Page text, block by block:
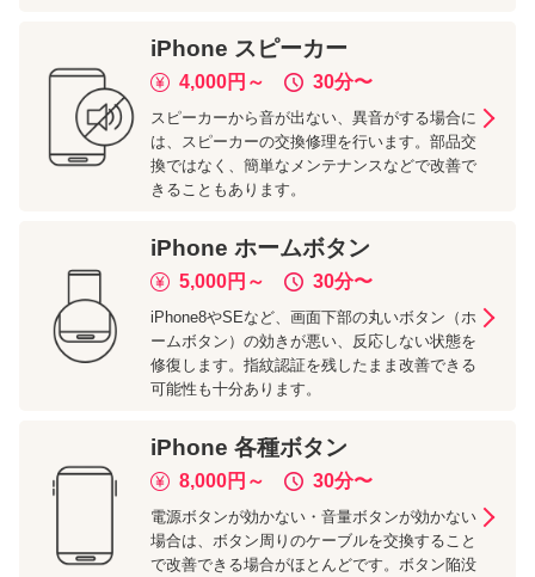
iPhone スピーカー
4,000円～ 30分〜
スピーカーから音が出ない、異音がする場合に
は、スピーカーの交換修理を行います。部品交
換ではなく、簡単なメンテナンスなどで改善で
きることもあります。
iPhone ホームボタン
5,000円～ 30分〜
iPhone8やSEなど、画面下部の丸いボタン（ホ
ームボタン）の効きが悪い、反応しない状態を
修復します。指紋認証を残したまま改善できる
可能性も十分あります。
iPhone 各種ボタン
8,000円～ 30分〜
電源ボタンが効かない・音量ボタンが効かない
場合は、ボタン周りのケーブルを交換すること
で改善できる場合がほとんどです。ボタン陥没